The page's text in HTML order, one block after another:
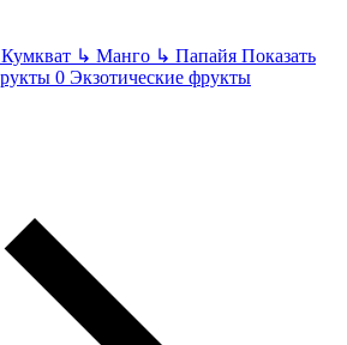
Кумкват ↳ Манго ↳ Папайя Показать
Экзотические фрукты